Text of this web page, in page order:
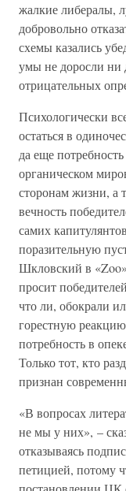
жалкие либералы,
добровольно
схемы казались
умы не доросли ни
отрицательных
Психологически
остаться в
да еще
органическом
сторонам жизни, а
вечность
самих
поразительную
Шкловский в
просит
что ли, обокрали
горестную
потребность в
Только тот, кто
признан
«В вопросах
не мы у них», –
отказываясь
петицией, потому